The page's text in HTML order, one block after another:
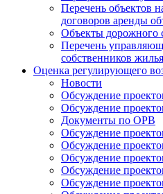
Перечень объектов
договоров аренды
Объекты дорожного
Перечень
собственников жилья
Оценка регулирующего
Новости
Обсуждение
Обсуждение
Документы по ОРВ
Обсуждение
Обсуждение
Обсуждение
Обсуждение
Обсуждение